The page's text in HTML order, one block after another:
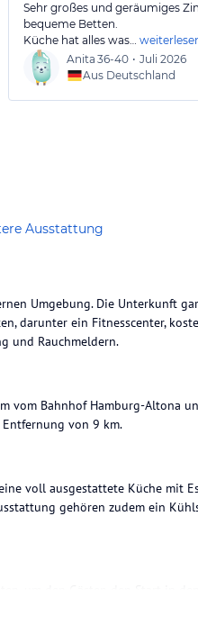
Sehr großes und geräumiges
bequeme Betten.
Küche hat alles was…
Anita 36-40 • Juli 2026
Aus Deutschland
Ausstattung
Umgebung. Die Unterkunft
darunter ein Fitnesscenter,
und Rauchmeldern.
vom Bahnhof Hamburg-Altona
von 9 km.
voll ausgestattete Küche mit
gehören zudem ein